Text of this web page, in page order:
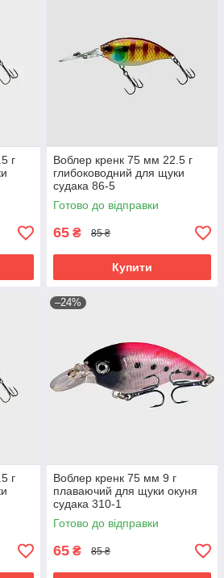
г
Воблер кренк 75 мм 22.5 г
глибоководний для щуки
судака 86-5
Готово до відправки
65 ₴ 85 ₴
Купити
г
–24%
Воблер кренк 75 мм 9 г
плаваючий для щуки окуня
судака 310-1
Готово до відправки
65 ₴ 85 ₴